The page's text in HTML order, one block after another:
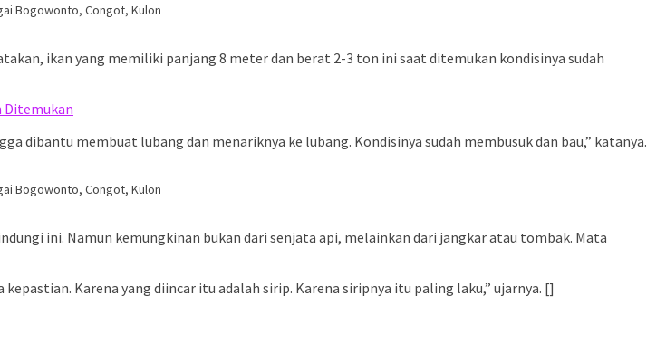
Bogowonto, Congot, Kulon
ikan yang memiliki panjang 8 meter dan berat 2-3 ton ini saat ditemukan kondisinya sudah
Ditemukan
dibantu membuat lubang dan menariknya ke lubang. Kondisinya sudah membusuk dan bau,” katanya.
Bogowonto, Congot, Kulon
ini. Namun kemungkinan bukan dari senjata api, melainkan dari jangkar atau tombak. Mata
Karena yang diincar itu adalah sirip. Karena siripnya itu paling laku,” ujarnya. []